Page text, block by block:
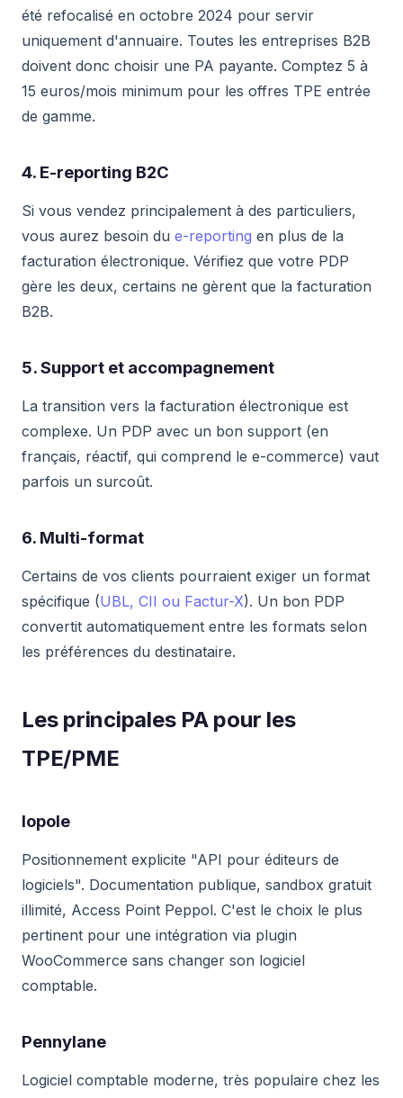
été refocalisé en octobre 2024 pour servir
uniquement d'annuaire. Toutes les entreprises B2B
doivent donc choisir une PA payante. Comptez 5 à
15 euros/mois minimum pour les offres TPE entrée
de gamme.
4. E-reporting B2C
Si vous vendez principalement à des particuliers,
vous aurez besoin du e-reporting en plus de la
facturation électronique. Vérifiez que votre PDP
gère les deux, certains ne gèrent que la facturation
B2B.
5. Support et accompagnement
La transition vers la facturation électronique est
complexe. Un PDP avec un bon support (en
français, réactif, qui comprend le e-commerce) vaut
parfois un surcoût.
6. Multi-format
Certains de vos clients pourraient exiger un format
spécifique (UBL, CII ou Factur-X). Un bon PDP
convertit automatiquement entre les formats selon
les préférences du destinataire.
Les principales PA pour les
TPE/PME
Iopole
Positionnement explicite "API pour éditeurs de
logiciels". Documentation publique, sandbox gratuit
illimité, Access Point Peppol. C'est le choix le plus
pertinent pour une intégration via plugin
WooCommerce sans changer son logiciel
comptable.
Pennylane
Logiciel comptable moderne, très populaire chez les